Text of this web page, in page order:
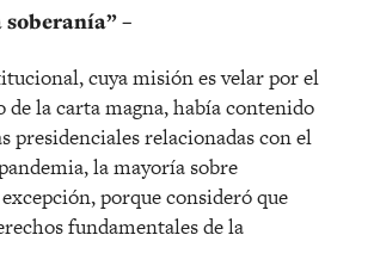
soberanía” –
cuya misión es velar por el
la carta magna, había contenido
presidenciales relacionadas con el
la mayoría sobre
porque consideró que
fundamentales de la